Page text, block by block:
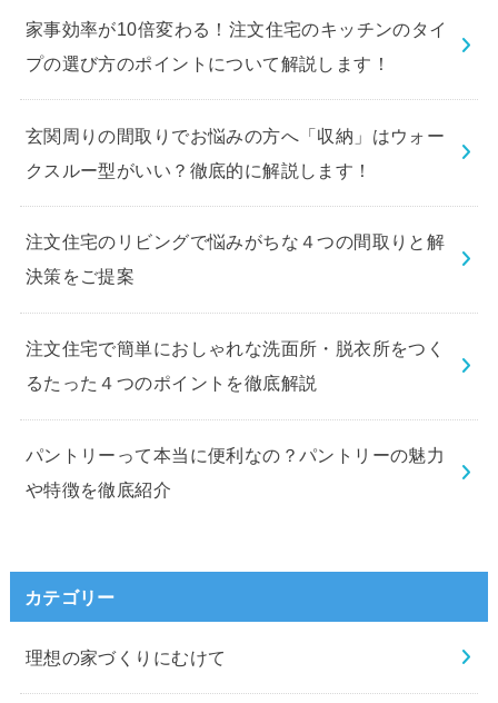
家事効率が10倍変わる！注文住宅のキッチンのタイ
プの選び方のポイントについて解説します！
玄関周りの間取りでお悩みの方へ「収納」はウォー
クスルー型がいい？徹底的に解説します！
注文住宅のリビングで悩みがちな４つの間取りと解
決策をご提案
注文住宅で簡単におしゃれな洗面所・脱衣所をつく
るたった４つのポイントを徹底解説
パントリーって本当に便利なの？パントリーの魅力
や特徴を徹底紹介
カテゴリー
理想の家づくりにむけて